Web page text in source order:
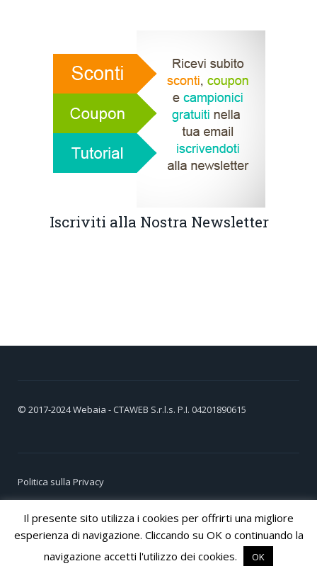
Iscriviti alla Nostra Newsletter
© 2017-2024Webaia - CTAWEB S.r.l.s. P.I. 04201890615
Politica sulla Privacy
Cookie Policy
Il presente sito utilizza i cookies per offrirti una migliore
esperienza di navigazione. Cliccando su OK o continuando la
navigazione accetti l'utilizzo dei cookies.
OK